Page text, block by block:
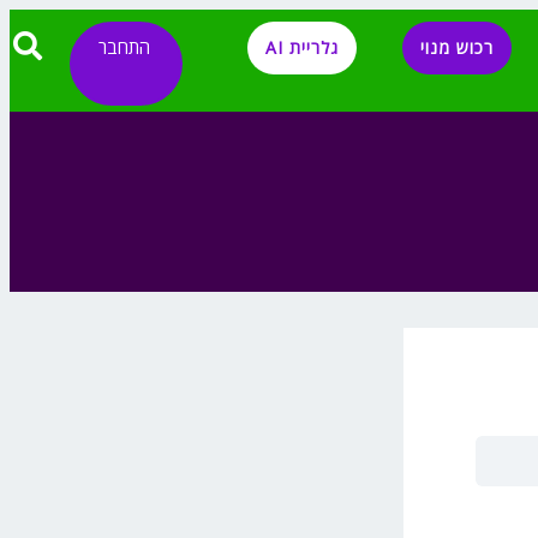
רכוש מנוי גלריית AI התחבר